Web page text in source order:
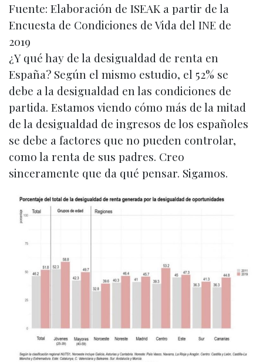
Fuente: Elaboración de ISEAK a partir de la
Encuesta de Condiciones de Vida del INE de
2019
¿Y qué hay de la desigualdad de renta en
España? Según el mismo estudio, el 52% se
debe a la desigualdad en las condiciones de
partida. Estamos viendo cómo más de la mitad
de la desigualdad de ingresos de los españoles
se debe a factores que no pueden controlar,
como la renta de sus padres. Creo
sinceramente que da qué pensar. Sigamos.